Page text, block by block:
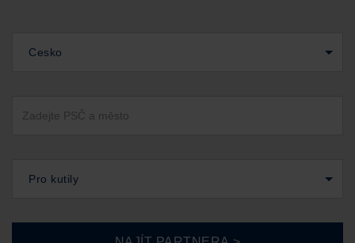
Cesko
Pro kutily